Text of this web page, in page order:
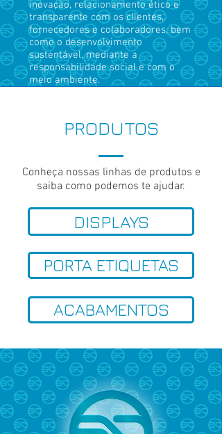
inovação, relacionamento ético e
transparente com os clientes,
fornecedores e colaboradores, bem
como o desenvolvimento
sustentável, mediante a
responsabilidade social e com o
meio ambiente.
PRODUTOS
Conheça nossas linhas de produtos e
saiba como podemos te ajudar.
DISPLAYS
PORTA ETIQUETAS
ACABAMENTOS